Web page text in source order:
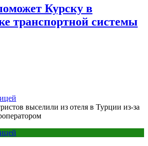
Курску в
транспортной системы
выселили из отеля в Турции из-за